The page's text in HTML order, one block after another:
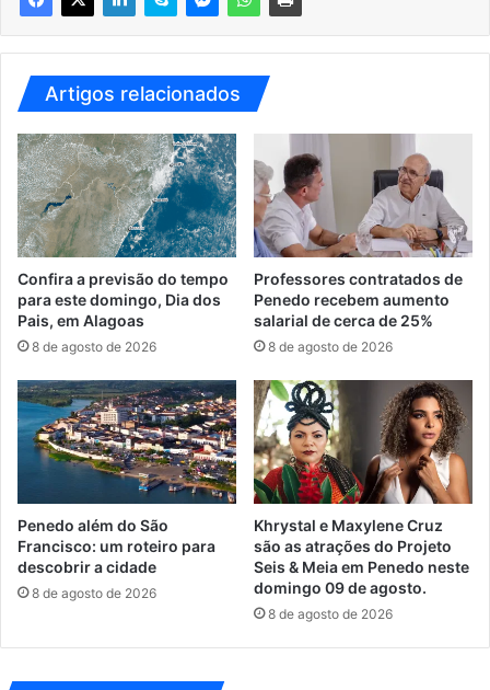
Artigos relacionados
Confira a previsão do tempo
para este domingo, Dia dos
Pais, em Alagoas
8 de agosto de 2026
Professores contratados de
Penedo recebem aumento
salarial de cerca de 25%
8 de agosto de 2026
Penedo além do São
Francisco: um roteiro para
descobrir a cidade
8 de agosto de 2026
Khrystal e Maxylene Cruz
são as atrações do Projeto
Seis & Meia em Penedo neste
domingo 09 de agosto.
8 de agosto de 2026